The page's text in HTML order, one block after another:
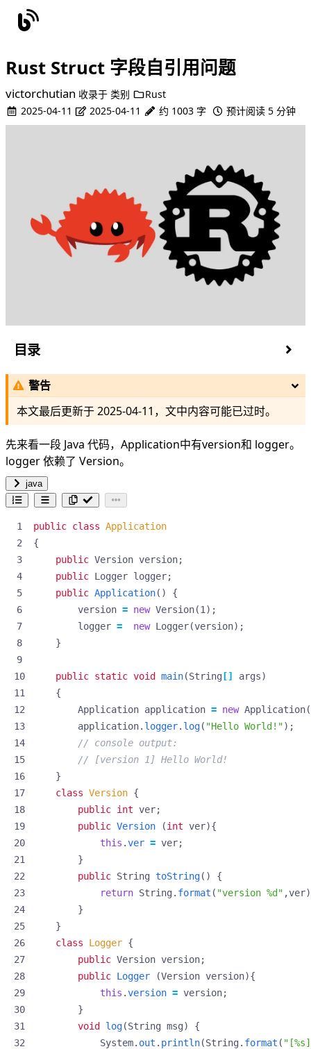
Rust Struct 字段自引用问题
victorchutian 收录于 类别
Rust
2025-04-11
2025-04-11 约 1003 字 预计阅读 5 分钟
目录
Clone
borrow
Rc or Arc
Ouroboros
警告
本文最后更新于2025-04-11 ，文中内容可能已过时。
先来看一段 Java 代码，Application中有version和 logger。
logger 依赖了 Version。
java
public class Application
{
public Version version;
public Logger logger;
public Application()
{
version = new Version(1 );
logger = new Logger(version);
}
public static void main(String [] args)
{
Application application = new Application
application. logger. log( "Hello World!");
// console output:
// [version 1] Hello World!
}
class Version {
public int ver;
public Version (int ver){
this .ver = ver;
}
public String toString()
{
return String . format ( "version %d" ,ver
}
}
class
Logger {
public Version version;
public Logger (Version version){
this .version = version;
}
void
log(String msg)
{
System. out . println(String . format (